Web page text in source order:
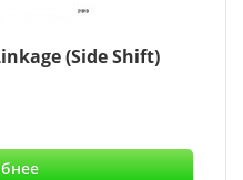
(Side Shift)